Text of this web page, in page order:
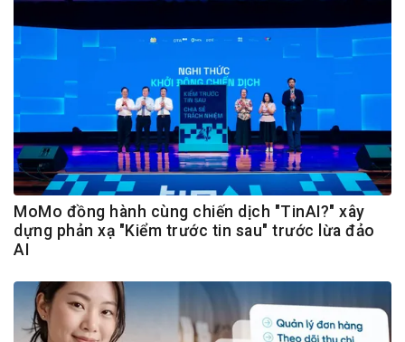
MoMo đồng hành cùng chiến dịch "TinAI?" xây
dựng phản xạ "Kiểm trước tin sau" trước lừa đảo
AI